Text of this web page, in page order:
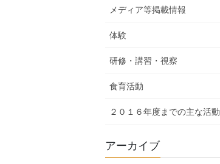
メディア等掲載情報
体験
研修・講習・視察
食育活動
２０１６年度までの主な活動
アーカイブ